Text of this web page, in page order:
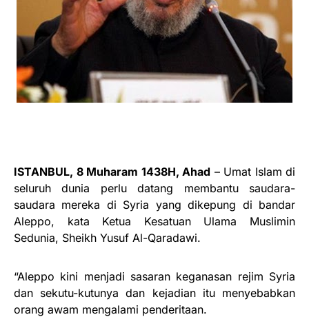
ISTANBUL, 8 Muharam 1438H, Ahad – Umat Islam di
seluruh dunia perlu datang membantu saudara-
saudara mereka di Syria yang dikepung di bandar
Aleppo, kata Ketua Kesatuan Ulama Muslimin
Sedunia, Sheikh Yusuf Al-Qaradawi.
“Aleppo kini menjadi sasaran keganasan rejim Syria
dan sekutu-kutunya dan kejadian itu menyebabkan
orang awam mengalami penderitaan.